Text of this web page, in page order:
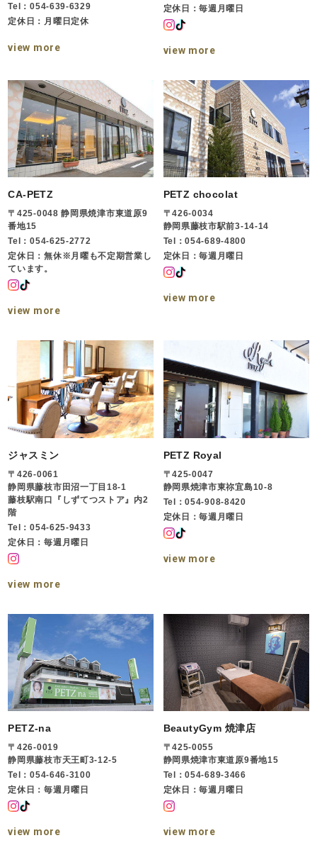
Tel：054-639-6329
定休日：月曜日定休
view more
定休日：毎週月曜日
view more
CA-PETZ
〒425-0048 静岡県焼津市東道原9
番地15
Tel：054-625-2772
定休日：無休※月曜も不定期営業し
ています。
view more
PETZ chocolat
〒426-0034
静岡県藤枝市駅前3-14-14
Tel：054-689-4800
定休日：毎週月曜日
view more
ジャスミン
〒426-0061
静岡県藤枝市田沼一丁目18-1
藤枝駅南口『しずてつストア』内2
階
Tel：054-625-9433
定休日：毎週月曜日
view more
PETZ Royal
〒425-0047
静岡県焼津市東祢宜島10-8
Tel：054-908-8420
定休日：毎週月曜日
view more
PETZ-na
〒426-0019
静岡県藤枝市天王町3-12-5
Tel：054-646-3100
定休日：毎週月曜日
view more
BeautyGym 焼津店
〒425-0055
静岡県焼津市東道原9番地15
Tel：054-689-3466
定休日：毎週月曜日
view more